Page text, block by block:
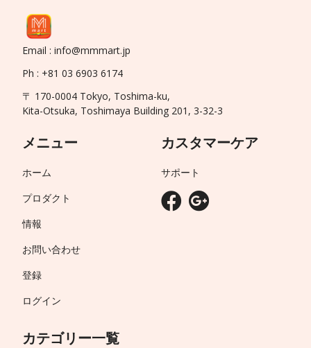
Email : info@mmmart.jp
Ph : +81 03 6903 6174
〒 170-0004 Tokyo, Toshima-ku,
Kita-Otsuka, Toshimaya Building 201, 3-32-3
メニュー
ホーム
プロダクト
情報
お問い合わせ
登録
ログイン
カテゴリー一覧
カスタマーケア
サポート